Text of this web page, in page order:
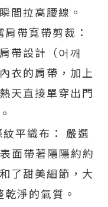
間拉高腰線。
帶寬帶剪裁：
帶設計（어깨
衣的肩帶，加上
天直接單穿出門
平織布： 嚴選
面帶著隱隱約約
了甜美細節，大
淨的氣質。